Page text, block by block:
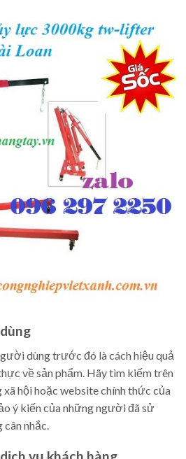
dùng trước đó là cách hiệu quả
về sản phẩm. Hãy tìm kiếm trên
xã hội hoặc website chính thức của
ý kiến của những người đã sử
nhắc.